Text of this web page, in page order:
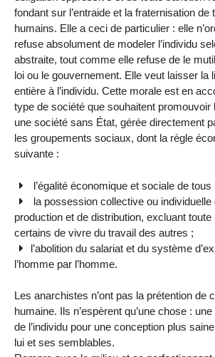
fondant sur l’entraide et la fraternisation de
humains. Elle a ceci de particulier : elle
refuse absolument de modeler l’individu
abstraite, tout comme elle refuse de le
loi ou le gouvernement. Elle veut laisser la
entière à l’individu. Cette morale est en
type de société que souhai­tent promouvoir
une société sans État, gérée directe­ment
les groupements sociaux, dont la règle
suivante :
l’égalité économique et sociale de
la possession collective ou
production et de distribution, excluant
certains de vivre du tra­vail des autres ;
l’abolition du salariat et du système
l’homme par l’homme.
Les anarchistes n’ont pas la prétention de
humaine. Ils n’espèrent qu’une chose :
de l’individu pour une conception plus
lui et ses semblables.